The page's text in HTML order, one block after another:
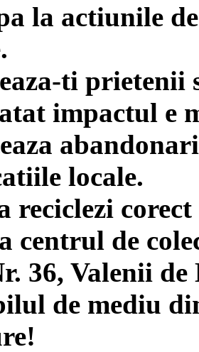
la actiunile
ti prietenii
impactul e
locale.
reciclezi
centrul de
36, Valenii
de mediu